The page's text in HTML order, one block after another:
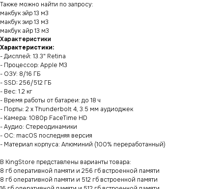
Также можно найти по запросу:
макбук эйр 13 м3
макбук эир 13 м3
макбук айр 13 м3
Характеристики
Характеристики:
- Дисплей: 13.3" Retina
- Процессор: Apple M3
- ОЗУ: 8/16 ГБ
- SSD: 256/512 ГБ
- Вес: 1.2 кг
- Время работы от батареи: до 18 ч
- Порты: 2 x Thunderbolt 4, 3.5 мм аудиоджек
- Камера: 1080p FaceTime HD
- Аудио: Стереодинамики
- ОС: macOS последняя версия
- Материал корпуса: Алюминий (100% переработанный)
В KingStore представлены варианты товара:
8 гб оперативной памяти и 256 гб встроенной памяти
8 гб оперативной памяти и 512 гб встроенной памяти